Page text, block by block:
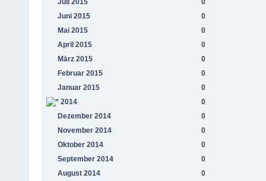
Juli 2015
0
Juni 2015
0
Mai 2015
0
April 2015
0
März 2015
0
Februar 2015
0
Januar 2015
0
2014
0
Dezember 2014
0
November 2014
0
Oktober 2014
0
September 2014
0
August 2014
0